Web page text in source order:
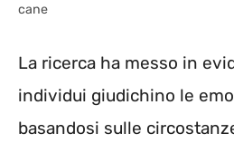
cane
La ricerca ha messo in
individui giudichino le
basandosi sulle